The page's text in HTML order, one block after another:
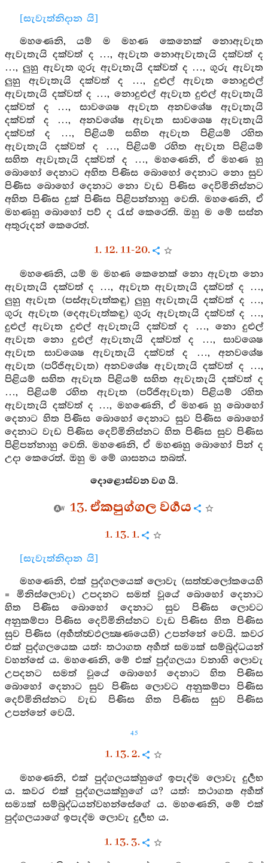
[සැවැත්නිදාන යි]
මහණෙනි, යම් ම මහණ කෙනෙක් නොඇවැත
ඇවැතැයි දක්වත් ද …, ඇවැත නොඇවැතැයි දක්වත් ද
…, ලුහු ඇවැත ගුරු ඇවැතැයි දක්වත් ද …, ගුරු ඇවැත
ලුහු ඇවැතැයි දක්වත් ද …, දුළුල් ඇවැත නොදුළුල්
ඇවැතැයි දක්වත් ද …, නොදුළුල් ඇවැත දුළුල් ඇවැතැයි
දක්වත් ද …, සාවශෙෂ ඇවැත අනවශේෂ ඇවැතැයි
දක්වත් ද …, අනවශේෂ ඇවැත සාවශෙෂ ඇවැතැයි
දක්වත් ද …, පිළියම් සහිත ඇවැත පිළියම් රහිත
ඇවැතැයි දක්වත් ද …, පිළියම් රහිත ඇවැත පිළියම්
සහිත ඇවැතැයි දක්වත් ද …, මහණෙනි, ඒ මහණ හු
බොහෝ දෙනාට අහිත පිණිස බොහෝ දෙනාට නො සුව
පිණිස බොහෝ දෙනාට නො වැඩ පිණිස දෙවිමිනිස්නට
අහිත පිණිස දුක් පිණිස පිළිපන්නාහු වෙති. මහණෙනි, ඒ
මහණහු බොහෝ පව් ද රැස් කෙරෙති. ඔහු ම මේ සස්න
අතුරුදන් කෙරෙත්.
1. 12. 11-20.
මහණෙනි, යම් ම මහණ කෙනෙක් නො ඇවැත නො
ඇවැතැයි දක්වත් ද …, ඇවැත ඇවැතැයි දක්වත් ද …,
ලුහු ඇවැත (පස්ඇවැත්කඳු) ලුහු ඇවැතැයි දක්වත් ද …,
ගුරු ඇවැත (දෙඇවැත්කඳු) ගුරු ඇවැතැයි දක්වත් ද …,
දුළුල් ඇවැත දුළුල් ඇවැතැයි දක්වත් ද …, නො දුළුල්
ඇවැත නො දුළුල් ඇවැතැයි දක්වත් ද …, සාවශෙෂ
ඇවැත සාවශෙෂ ඇවැතැයි දක්වත් ද …, අනවශේෂ
ඇවැත (පරිජිඇවැත) අනවශේෂ ඇවැතැයි දක්වත් ද …,
පිළියම් සහිත ඇවැත පිළියම් සහිත ඇවැතැයි දක්වත් ද
…, පිළියම් රහිත ඇවැත (පරිජිඇවැත) පිළියම් රහිත
ඇවැතැයි දක්වත් ද …, මහණෙනි, ඒ මහණ හු බොහෝ
දෙනාට හිත පිණිස බොහෝ දෙනාට සුව පිණිස බොහෝ
දෙනාට වැඩ පිණිස දෙවිමිනිස්නට හිත පිණිස සුව පිණිස
පිළිපන්නාහු වෙති. මහණෙනි, ඒ මහණහු බොහෝ පින් ද
උදා කෙරෙත්. ඔහු ම මේ ශාසනය තබත්.
දොළොස්වන වග යි.
13. ඒකපුග්ගල වර්‍ගය
1. 13. 1.
[සැවැත්නිදාන යි]
මහණෙනි, එක් පුද්ගලයෙක් ලොවැ (සත්ත්‍වලෝකයෙහි
= මිනිස්ලොවැ) උපදනට සමත් වූයේ බොහෝ දෙනාට
හිත පිණිස බොහෝ දෙනාට සුව පිණිස ලොවට
අනුකම්පා පිණිස දෙවිමිනිස්නට වැඩ පිණිස හිත පිණිස
සුව පිණිස (අර්‍හත්ත්‍වඵලක්‍ෂණයෙහි) උපන්නේ වෙයි. කවර
එක් පුද්ගලයෙක යත්: තථාගත අර්‍හත් සම්‍යක් සම්බුද්ධයන්
වහන්සේ ය. මහණෙනි, මේ එක් පුද්ගලයා වනාහි ලොවැ
උපදනට සමත් වූයේ බොහෝ දෙනාට හිත පිණිස
බොහෝ දෙනාට සුව පිණිස ලොවට අනුකම්පා පිණිස
දෙව්මිනිස්නට වැඩ පිණිස හිත පිණිස සුව පිණිස
උපන්නේ වෙයි.
45
1. 13. 2.
මහණෙනි, එක් පුද්ගලයක්හුගේ ඉපැද්ම ලොවැ දුර්‍ලභ
ය. කවර එක් පුද්ගලයක්හුගේ ය? යත්: තථාගත අර්‍හත්
සම්‍යක් සම්බුද්ධයන්වහන්සේගේ ය. මහණෙනි, මේ එක්
පුද්ගලයාගේ ඉපැද්ම ලොවැ දුර්‍ලභ ය.
1. 13. 3.